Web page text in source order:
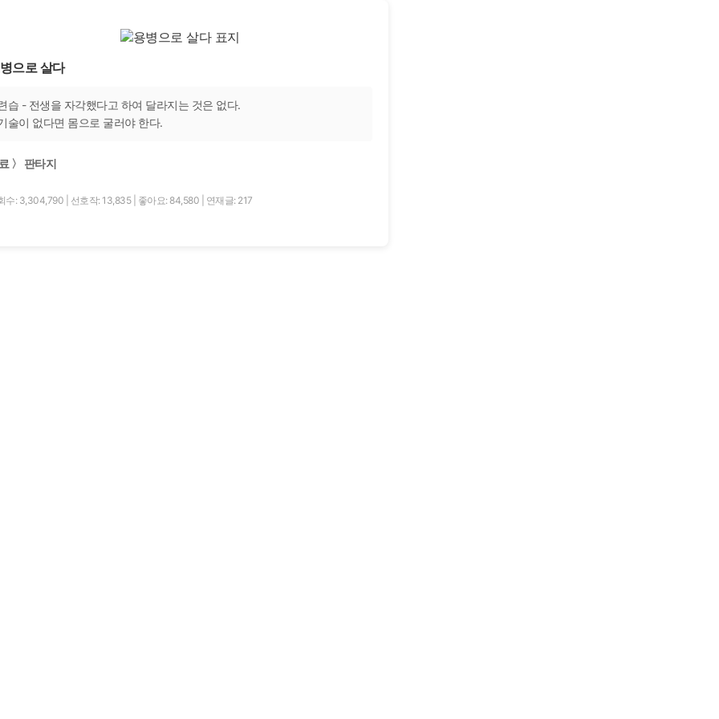
으로 살다
습 - 전생을 자각했다고 하여 달라지는 것은 없다.
술이 없다면 몸으로 굴러야 한다.
〉 판타지
수: 3,304,790 선호작: 13,835 좋아요: 84,580 연재글: 217